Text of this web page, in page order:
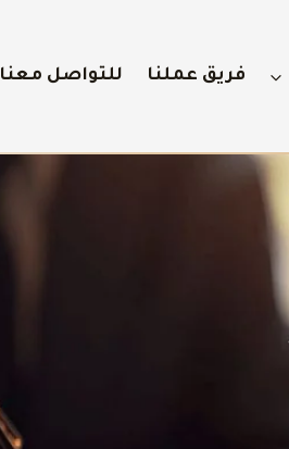
فريق عملنا للتواصل معنا